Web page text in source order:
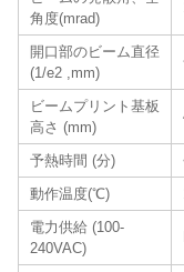
角度(mrad)
開口部のビーム直径
(1/e2 ,mm)
ビームプリント基板
高さ (mm)
予熱時間 (分)
動作温度(℃)
電力供給 (100-
240VAC)